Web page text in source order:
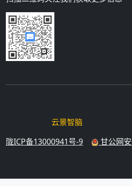
云景智脑
陇ICP备13000941号-9
甘公网